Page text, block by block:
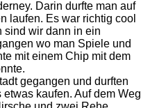
Darin durfte man auf
laufen. Es war richtig cool
sind wir dann in ein
wo man Spiele und
mit einem Chip mit dem
gegangen und durften
kaufen. Auf dem Weg